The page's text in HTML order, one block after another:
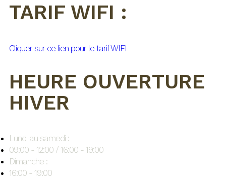
TARIF WIFI :
Cliquer sur ce lien pour le tarif WIFI
HEURE OUVERTURE
HIVER
Lundi au samedi :
09:00 - 12:00 / 16:00 - 19:00
Dimanche :
16:00 - 19:00